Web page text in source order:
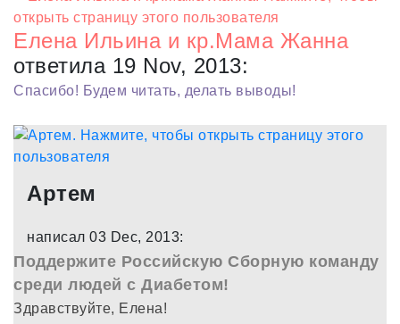
Елена Ильина и кр.Мама Жанна
ответила 19 Nov, 2013:
Спасибо! Будем читать, делать выводы!
Артем
написал 03 Dec, 2013:
Поддержите Российскую Сборную команду
среди людей с Диабетом!
Здравствуйте, Елена!